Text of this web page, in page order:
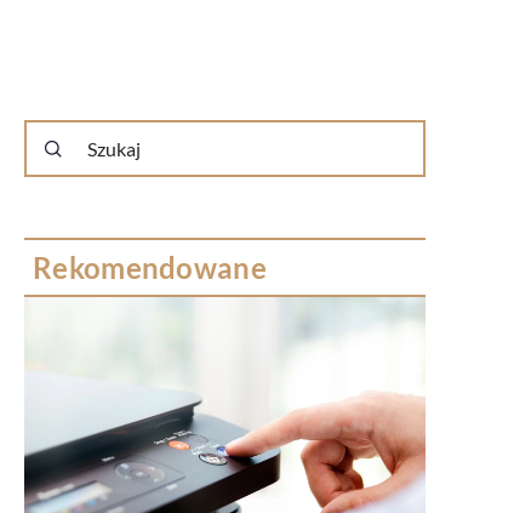
Rekomendowane